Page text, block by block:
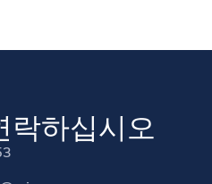
락하십시오